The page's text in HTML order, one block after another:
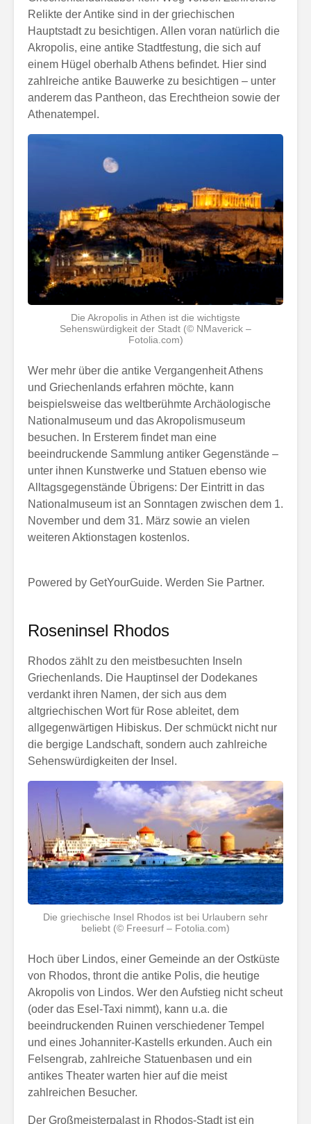
Relikte der Antike sind in der griechischen
Hauptstadt zu besichtigen. Allen voran natürlich die
Akropolis, eine antike Stadtfestung, die sich auf
einem Hügel oberhalb Athens befindet. Hier sind
zahlreiche antike Bauwerke zu besichtigen – unter
anderem das Pantheon, das Erechtheion sowie der
Athenatempel.
Die Akropolis in Athen ist die wichtigste
Sehenswürdigkeit der Stadt (© NMaverick –
Fotolia.com)
Wer mehr über die antike Vergangenheit Athens
und Griechenlands erfahren möchte, kann
beispielsweise das weltberühmte Archäologische
Nationalmuseum und das Akropolismuseum
besuchen. In Ersterem findet man eine
beeindruckende Sammlung antiker Gegenstände –
unter ihnen Kunstwerke und Statuen ebenso wie
Alltagsgegenstände Übrigens: Der Eintritt in das
Nationalmuseum ist an Sonntagen zwischen dem 1.
November und dem 31. März sowie an vielen
weiteren Aktionstagen kostenlos.
Powered by GetYourGuide. Werden Sie Partner.
Roseninsel Rhodos
Rhodos zählt zu den meistbesuchten Inseln
Griechenlands. Die Hauptinsel der Dodekanes
verdankt ihren Namen, der sich aus dem
altgriechischen Wort für Rose ableitet, dem
allgegenwärtigen Hibiskus. Der schmückt nicht nur
die bergige Landschaft, sondern auch zahlreiche
Sehenswürdigkeiten der Insel.
Die griechische Insel Rhodos ist bei Urlaubern sehr
beliebt (© Freesurf – Fotolia.com)
Hoch über Lindos, einer Gemeinde an der Ostküste
von Rhodos, thront die antike Polis, die heutige
Akropolis von Lindos. Wer den Aufstieg nicht scheut
(oder das Esel-Taxi nimmt), kann u.a. die
beeindruckenden Ruinen verschiedener Tempel
und eines Johanniter-Kastells erkunden. Auch ein
Felsengrab, zahlreiche Statuenbasen und ein
antikes Theater warten hier auf die meist
zahlreichen Besucher.
Der Großmeisterpalast in Rhodos-Stadt ist ein